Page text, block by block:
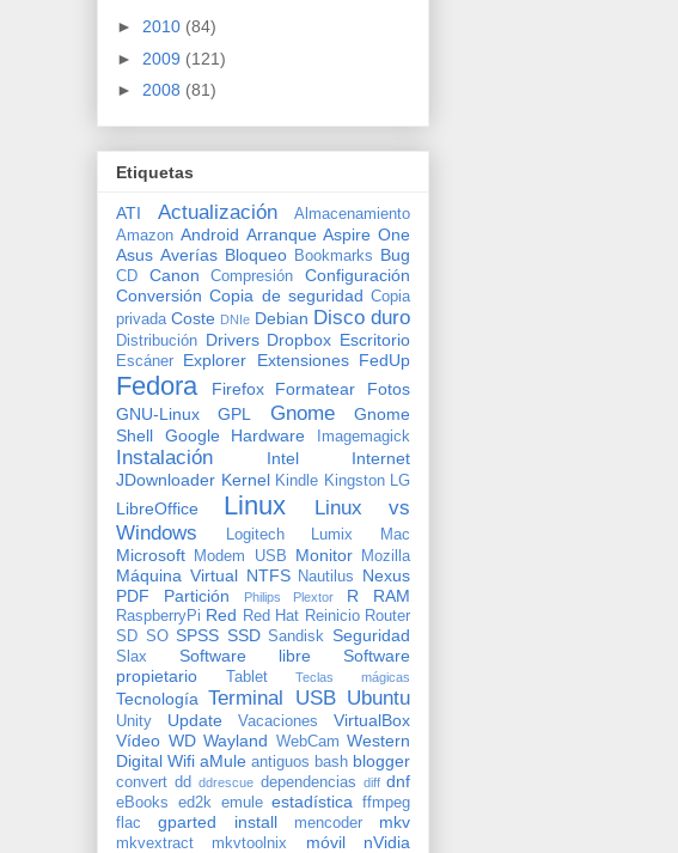
► 2010 (84)
► 2009 (121)
► 2008 (81)
Etiquetas
ATI Actualización
Almacenamiento
Amazon Android Arranque Aspire One
Asus Averías Bloqueo Bookmarks Bug
CD Canon Compresión
Configuración
Conversión Copia de seguridad Copia
privada Coste DNIe Debian Disco duro
Distribución Drivers Dropbox Escritorio
Escáner Explorer Extensiones FedUp
Fedora Firefox Formatear
Fotos
GNU-Linux
GPL Gnome
Gnome
Shell
Google Hardware Imagemagick
Instalación Intel
Internet
JDownloader Kernel Kindle Kingston LG
LibreOffice Linux
Linux vs
Windows
Logitech Lumix Mac
Microsoft Modem USB Monitor Mozilla
Máquina Virtual NTFS Nautilus
Nexus
PDF
Partición Philips Plextor R RAM
RaspberryPi Red Red Hat Reinicio Router
SD SO SPSS SSD Sandisk Seguridad
Slax Software libre
Software
propietario
Tablet Teclas mágicas
Tecnología Terminal USB Ubuntu
Unity Update Vacaciones
VirtualBox
Vídeo WD Wayland WebCam Western
Digital Wifi aMule antiguos bash blogger
convert dd ddrescue dependencias diff dnf
eBooks ed2k emule estadística
ffmpeg
flac
gparted install mencoder mkv
mkvextract mkvtoolnix móvil nVidia